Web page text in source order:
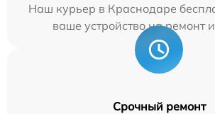
Наш курьер в Краснодаре
ваше устройство на ремонт
Срочный ремонт